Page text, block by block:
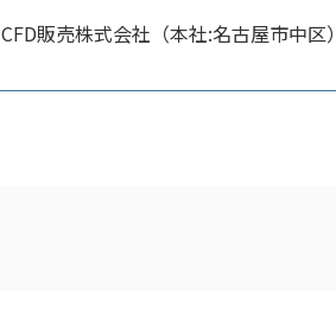
CFD販売株式会社（本社:名古屋市中区